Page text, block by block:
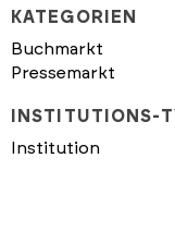
KATEGORIEN
Buchmarkt
Pressemarkt
INSTITUTIONS-
Institution